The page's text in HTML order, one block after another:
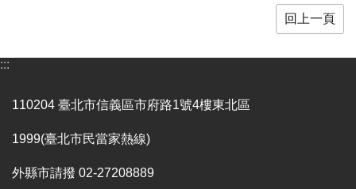
告
關
結
回上一頁
:::
110204 臺北市信義區市府路1號4樓東北區
1999(臺北市民當家熱線)
外縣市請撥 02-27208889